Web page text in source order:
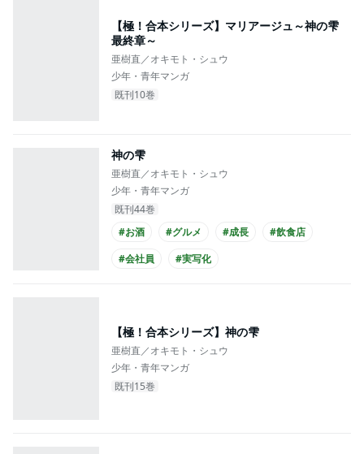
【極！合本シリーズ】マリアージュ～神の雫
最終章～
亜樹直／オキモト・シュウ
少年・青年マンガ
既刊10巻
神の雫
亜樹直／オキモト・シュウ
少年・青年マンガ
既刊44巻
#お酒
#グルメ #成長
#飲食店
#会社員
#実写化
【極！合本シリーズ】神の雫
亜樹直／オキモト・シュウ
少年・青年マンガ
既刊15巻